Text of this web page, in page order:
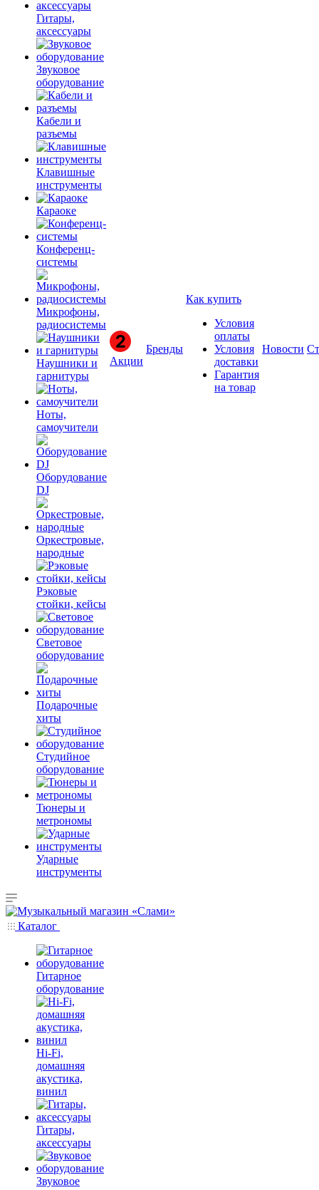
Гитары,
аксессуары
Звуковое
оборудование
Кабели и
разъемы
Клавишные
инструменты
Караоке
Конференц-
системы
Микрофоны,
радиосистемы
Наушники и
гарнитуры
Ноты,
самоучители
Оборудование
DJ
Оркестровые,
народные
Рэковые
стойки, кейсы
Световое
оборудование
Подарочные
хиты
Студийное
оборудование
Тюнеры и
метрономы
Ударные
инструменты
Акции
Бренды
Как купить
Условия
оплаты
Условия
доставки
Гарантия
на товар
Новости
Каталог
Гитарное
оборудование
Hi-Fi,
домашняя
акустика,
винил
Гитары,
аксессуары
Звуковое